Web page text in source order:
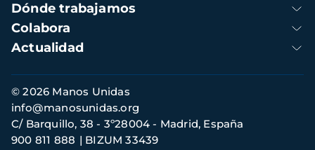
Dónde trabajamos
Colabora
Actualidad
Información
de
contacto
© 2026 Manos Unidas
C/ Barquillo, 38 - 3º28004 - Madrid, España
900 811 888
BIZUM 33439
info@manosunidas.org